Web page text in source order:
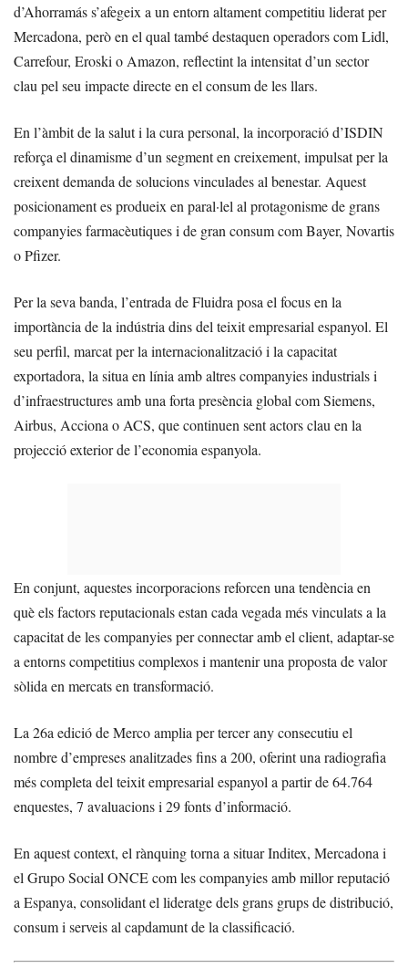
d’Ahorramás s’afegeix a un entorn altament competitiu liderat per
Mercadona, però en el qual també destaquen operadors com Lidl,
Carrefour, Eroski o Amazon, reflectint la intensitat d’un sector
clau pel seu impacte directe en el consum de les llars.
En l’àmbit de la salut i la cura personal, la incorporació d’ISDIN
reforça el dinamisme d’un segment en creixement, impulsat per la
creixent demanda de solucions vinculades al benestar. Aquest
posicionament es produeix en paral·lel al protagonisme de grans
companyies farmacèutiques i de gran consum com Bayer, Novartis
o Pfizer.
Per la seva banda, l’entrada de Fluidra posa el focus en la
importància de la indústria dins del teixit empresarial espanyol. El
seu perfil, marcat per la internacionalització i la capacitat
exportadora, la situa en línia amb altres companyies industrials i
d’infraestructures amb una forta presència global com Siemens,
Airbus, Acciona o ACS, que continuen sent actors clau en la
projecció exterior de l’economia espanyola.
En conjunt, aquestes incorporacions reforcen una tendència en
què els factors reputacionals estan cada vegada més vinculats a la
capacitat de les companyies per connectar amb el client, adaptar-se
a entorns competitius complexos i mantenir una proposta de valor
sòlida en mercats en transformació.
La 26a edició de Merco amplia per tercer any consecutiu el
nombre d’empreses analitzades fins a 200, oferint una radiografia
més completa del teixit empresarial espanyol a partir de 64.764
enquestes, 7 avaluacions i 29 fonts d’informació.
En aquest context, el rànquing torna a situar Inditex, Mercadona i
el Grupo Social ONCE com les companyies amb millor reputació
a Espanya, consolidant el lideratge dels grans grups de distribució,
consum i serveis al capdamunt de la classificació.